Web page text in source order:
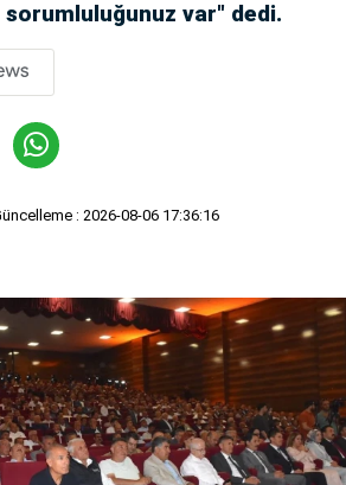
var" dedi.
: 2026-08-06 17:36:16